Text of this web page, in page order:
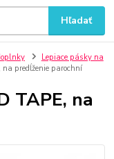
Hľadať
Lepiace pásky na
predĺženie parochní
TAPE, na